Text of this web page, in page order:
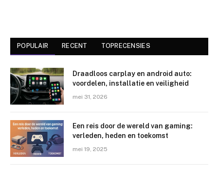
POPULAIR RECENT TOPRECENSIES
Draadloos carplay en android auto:
voordelen, installatie en veiligheid
mei 31, 2026
Een reis door de wereld van gaming:
verleden, heden en toekomst
mei 19, 2025